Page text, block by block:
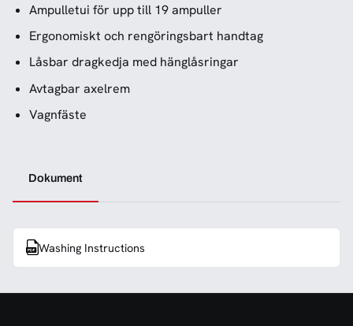
Ampulletui för upp till 19 ampuller
Ergonomiskt och rengöringsbart handtag
Låsbar dragkedja med hänglåsringar
Avtagbar axelrem
Vagnfäste
Dokument
Washing Instructions